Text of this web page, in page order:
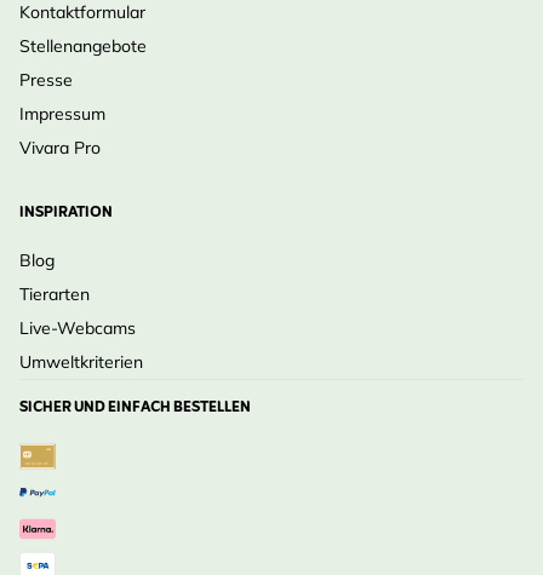
Kontaktformular
Stellenangebote
Presse
Impressum
Vivara Pro
INSPIRATION
Blog
Tierarten
Live-Webcams
Umweltkriterien
SICHER UND EINFACH BESTELLEN